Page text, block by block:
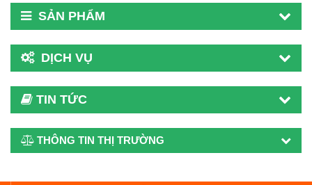
SẢN PHẨM
DỊCH VỤ
TIN TỨC
THÔNG TIN THỊ TRƯỜNG